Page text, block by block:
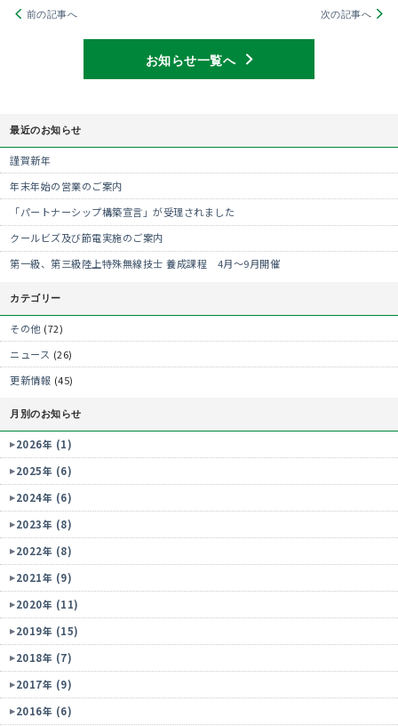
前の記事へ 次の記事へ
お知らせ一覧へ
最近のお知らせ
謹賀新年
年末年始の営業のご案内
「パートナーシップ構築宣言」が受理されました
クールビズ及び節電実施のご案内
第一級、第三級陸上特殊無線技士 養成課程 4月～9月開催
カテゴリー
その他 (72)
ニュース (26)
更新情報 (45)
月別のお知らせ
2026年 (1)
2025年 (6)
2024年 (6)
2023年 (8)
2022年 (8)
2021年 (9)
2020年 (11)
2019年 (15)
2018年 (7)
2017年 (9)
2016年 (6)